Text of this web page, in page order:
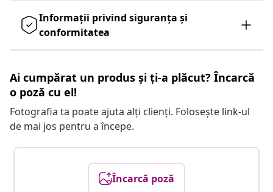
Informații privind siguranța și
conformitatea
Ai cumpărat un produs și ți-a plăcut? Încarcă
o poză cu el!
Fotografia ta poate ajuta alți clienți. Folosește link-ul
de mai jos pentru a începe.
Încarcă poză